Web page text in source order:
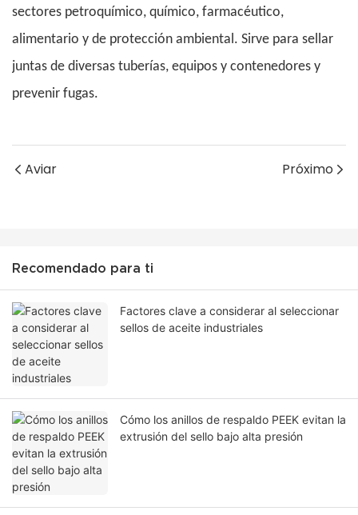
sectores petroquímico, químico, farmacéutico,
alimentario y de protección ambiental. Sirve para sellar
juntas de diversas tuberías, equipos y contenedores y
prevenir fugas.
Aviar Próximo
Recomendado para ti
Factores clave a considerar al seleccionar
sellos de aceite industriales
Cómo los anillos de respaldo PEEK evitan la
extrusión del sello bajo alta presión